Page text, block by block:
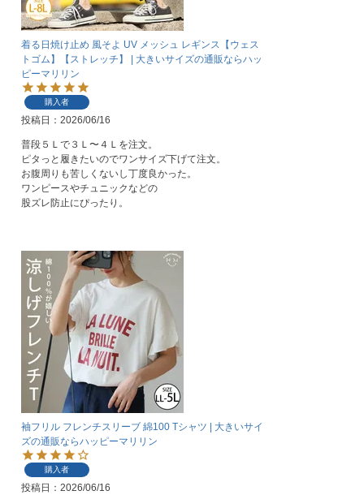
着る日焼け止め 風そよ UV メッシュ レギンス【ウェス
トゴム】【ストレッチ】 | 大きいサイズの通販ならハッ
ピーマリリン
購入者
投稿日 2026/06/16
普段５Ｌで３Ｌ〜４Ｌを注文。
ピタっと履きたいのでワンサイズ下げて注文。
お腹周りも苦しくないし丁度良かった。
ワンピースやチュニックなどの
股ズレ防止にぴったり。
袖フリル フレンチスリーブ 綿100 Tシャツ | 大きいサイ
ズの通販ならハッピーマリリン
購入者
投稿日 2026/06/16